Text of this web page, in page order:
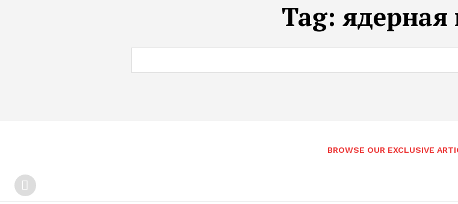
Tag: ядерная
BROWSE OUR EXCLUSIVE